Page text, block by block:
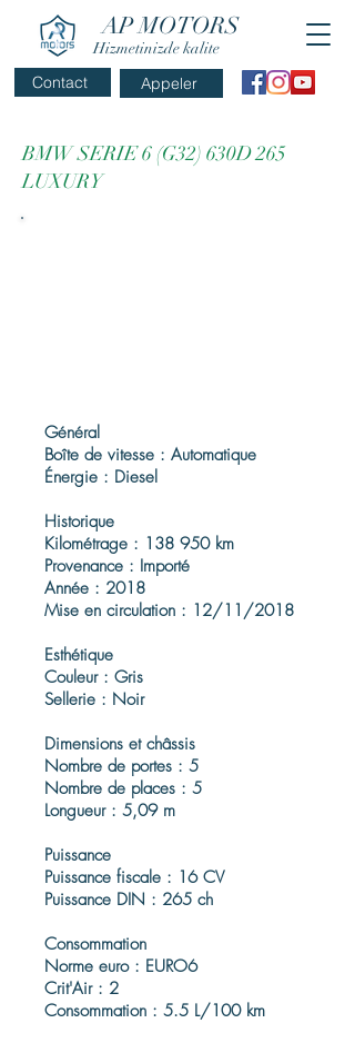
AP MOTORS
Hizmetinizde kalite
Appeler
Contact
BMW SERIE 6 (G32) 630D 265
LUXURY
Général
Boîte de vitesse : Automatique
Énergie : Diesel
Historique
Kilométrage : 138 950 km
Provenance : Importé
Année : 2018
Mise en circulation : 12/11/2018
Esthétique
Couleur : Gris
Sellerie : Noir
Dimensions et châssis
Nombre de portes : 5
Nombre de places : 5
Longueur : 5,09 m
Puissance
Puissance fiscale : 16 CV
Puissance DIN : 265 ch
Consommation
Norme euro : EURO6
Crit'Air : 2
Consommation : 5.5 L/100 km